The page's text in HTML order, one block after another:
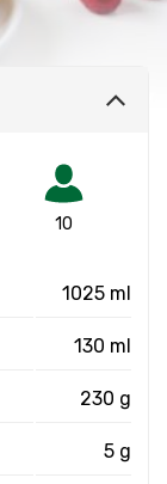
10
1025 ml
130 ml
230 g
5 g